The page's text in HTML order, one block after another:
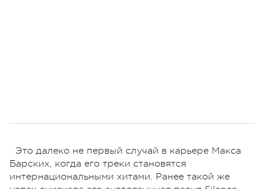
Это далеко не первый случай в карьере Макса
Барских, когда его треки становятся
интернациональными хитами. Ранее такой же